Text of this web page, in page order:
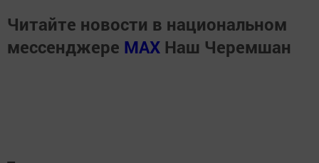
Читайте новости в национальном
мессенджере MАХ Наш Черемшан